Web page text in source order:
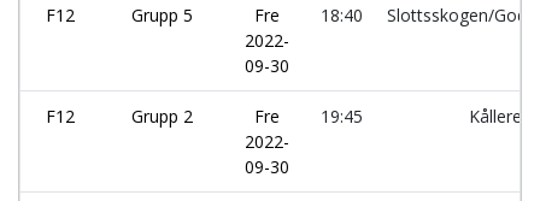
F12 Grupp 5
Fre
2022-
09-30
18:40 Slottsskogen/
F12 Grupp 2
Fre
2022-
09-30
19:45 Kållered